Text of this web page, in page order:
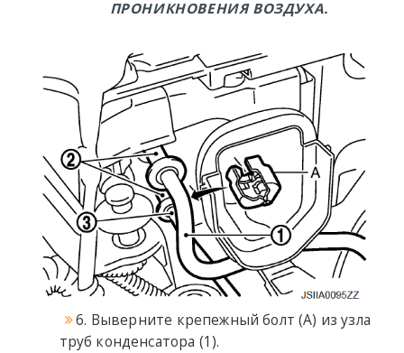
ПРОНИКНОВЕНИЯ ВОЗДУХА.
6. Выверните крепежный болт (А) из узла
труб конденсатора (1).